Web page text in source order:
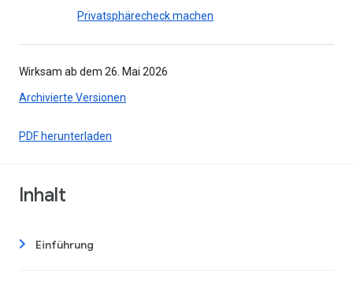
Privatsphärecheck machen
Wirksam ab dem 26. Mai 2026
Archivierte Versionen
PDF herunterladen
Inhalt
Einführung